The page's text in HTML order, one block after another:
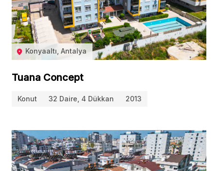
Konyaaltı, Antalya
Tuana Concept
Konut 32 Daire, 4 Dükkan 2013